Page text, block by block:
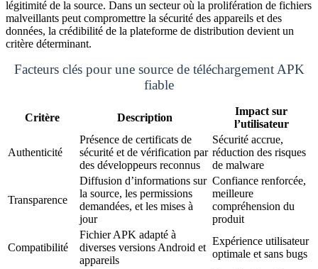
légitimité de la source. Dans un secteur où la prolifération de fichiers
malveillants peut compromettre la sécurité des appareils et des
données, la crédibilité de la plateforme de distribution devient un
critère déterminant.
Facteurs clés pour une source de téléchargement APK
fiable
Critère Description
Impact sur
l’utilisateur
Authenticité
Présence de certificats de
sécurité et de vérification par
des développeurs reconnus
Sécurité accrue,
réduction des risques
de malware
Transparence
Diffusion d’informations sur
la source, les permissions
demandées, et les mises à
jour
Confiance renforcée,
meilleure
compréhension du
produit
Compatibilité
Fichier APK adapté à
diverses versions Android et
appareils
Expérience utilisateur
optimale et sans bugs